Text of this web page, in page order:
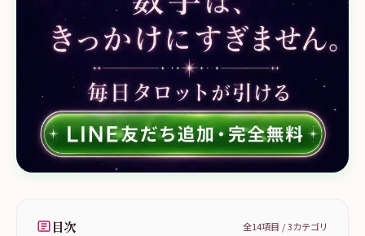
目次 全14項目 /3カテゴリ